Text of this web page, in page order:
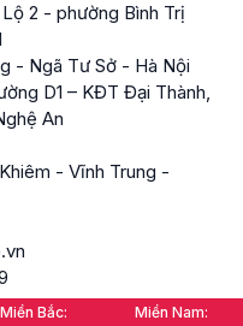
2 - phường Bình Trị
- Ngã Tư Sở - Hà Nội
D1 – KĐT Đại Thành,
An
- Vĩnh Trung -
Miền Bắc:
Miền Nam: